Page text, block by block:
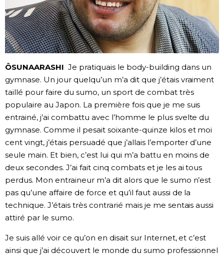
ÔSUNAARASHI Je pratiquais le body-building dans un
gymnase. Un jour quelqu’un m’a dit que j’étais vraiment
taillé pour faire du sumo, un sport de combat très
populaire au Japon. La première fois que je me suis
entrainé, j’ai combattu avec l’homme le plus svelte du
gymnase. Comme il pesait soixante-quinze kilos et moi
cent vingt, j’étais persuadé que j’allais l’emporter d’une
seule main. Et bien, c’est lui qui m’a battu en moins de
deux secondes. J’ai fait cinq combats et je les ai tous
perdus. Mon entraineur m’a dit alors que le sumo n’est
pas qu’une affaire de force et qu’il faut aussi de la
technique. J’étais très contrarié mais je me sentais aussi
attiré par le sumo.
Je suis allé voir ce qu’on en disait sur Internet, et c’est
ainsi que j’ai découvert le monde du sumo professionnel